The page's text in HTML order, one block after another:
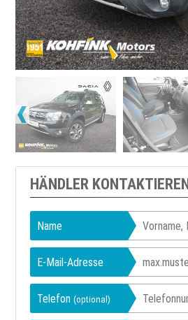
HÄNDLER KONTAKTIEREN
Name
E-Mail-Adresse
Telefon(optional)